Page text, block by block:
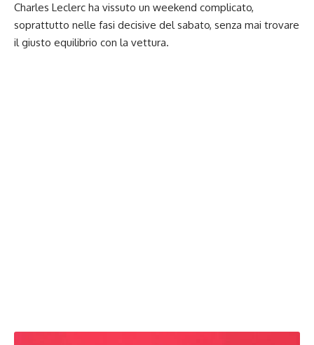
Charles Leclerc ha vissuto un weekend complicato,
soprattutto nelle fasi decisive del sabato, senza mai trovare
il giusto equilibrio con la vettura.